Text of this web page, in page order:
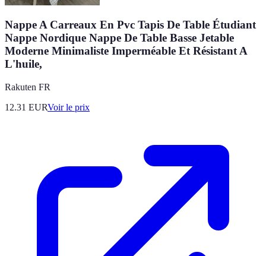
Nappe A Carreaux En Pvc Tapis De Table Étudiant
Nappe Nordique Nappe De Table Basse Jetable
Moderne Minimaliste Imperméable Et Résistant A
L'huile,
Rakuten FR
12.31 EURVoir le prix